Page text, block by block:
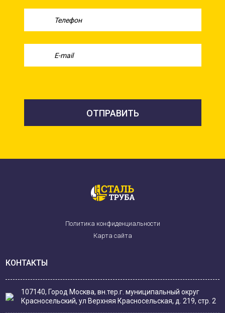
Политика конфиденциальности
Карта сайта
КОНТАКТЫ
107140, Город Москва, вн.тер.г. муниципальный округ
Красносельский, ул Верхняя Красносельская, д. 219, стр. 2